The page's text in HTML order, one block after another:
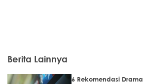
Berita Lainnya
6 Rekomendasi